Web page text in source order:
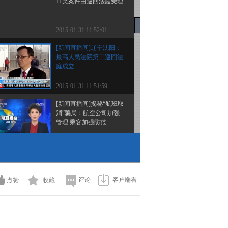
2015-01-31 11:52:01
[新闻直播间]辽宁沈阳：
最高人民法院第二巡回法
庭成立
2015-01-31 11:51:59
[新闻直播间]揭秘“航班取
消”骗局：航空公司加强
管理 乘客加强防范
涉及多家航空公司
2015-01-31 11:50:01
点赞 收藏 评论 客户端看